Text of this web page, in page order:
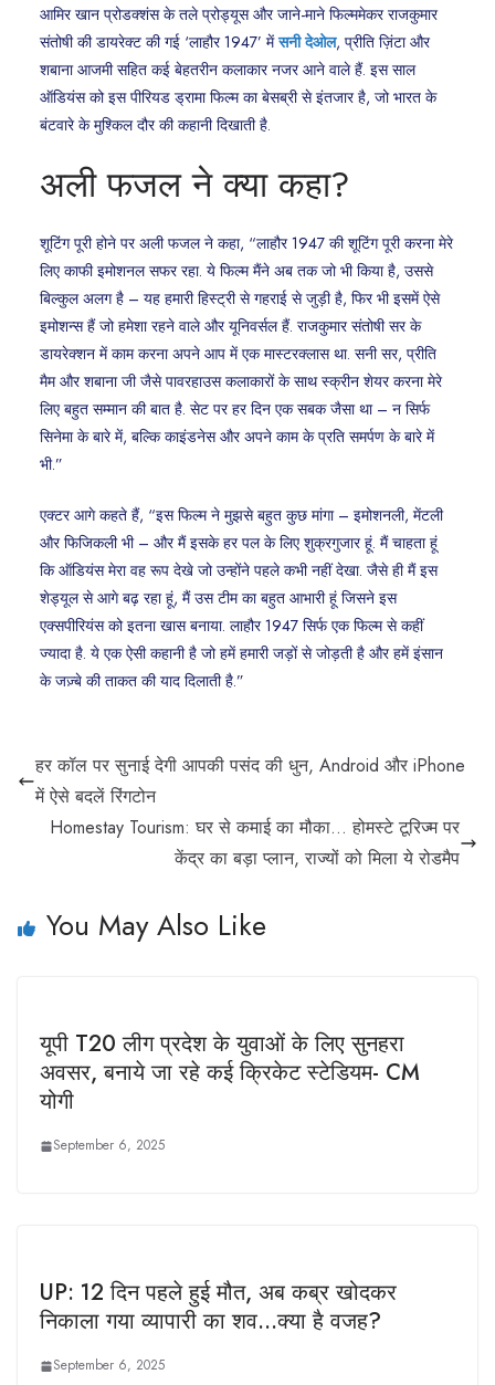
आमिर खान प्रोडक्शंस के तले प्रोड्यूस और जाने-माने फिल्ममेकर राजकुमार
संतोषी की डायरेक्ट की गई ‘लाहौर 1947’ मेंसनी देओल, प्रीति ज़िंटा और
शबाना आजमी सहित कई बेहतरीन कलाकार नजर आने वाले हैं. इस साल
ऑडियंस को इस पीरियड ड्रामा फिल्म का बेसब्री से इंतजार है, जो भारत के
बंटवारे के मुश्किल दौर की कहानी दिखाती है.
अली फजल ने क्या कहा?
शूटिंग पूरी होने पर अली फजल ने कहा, “लाहौर 1947 की शूटिंग पूरी करना मेरे
लिए काफी इमोशनल सफर रहा. ये फिल्म मैंने अब तक जो भी किया है, उससे
बिल्कुल अलग है – यह हमारी हिस्ट्री से गहराई से जुड़ी है, फिर भी इसमें ऐसे
इमोशन्स हैं जो हमेशा रहने वाले और यूनिवर्सल हैं. राजकुमार संतोषी सर के
डायरेक्शन में काम करना अपने आप में एक मास्टरक्लास था. सनी सर, प्रीति
मैम और शबाना जी जैसे पावरहाउस कलाकारों के साथ स्क्रीन शेयर करना मेरे
लिए बहुत सम्मान की बात है. सेट पर हर दिन एक सबक जैसा था – न सिर्फ
सिनेमा के बारे में, बल्कि काइंडनेस और अपने काम के प्रति समर्पण के बारे में
भी.”
एक्टर आगे कहते हैं, “इस फिल्म ने मुझसे बहुत कुछ मांगा – इमोशनली, मेंटली
और फिजिकली भी – और मैं इसके हर पल के लिए शुक्रगुजार हूं. मैं चाहता हूं
कि ऑडियंस मेरा वह रूप देखे जो उन्होंने पहले कभी नहीं देखा. जैसे ही मैं इस
शेड्यूल से आगे बढ़ रहा हूं, मैं उस टीम का बहुत आभारी हूं जिसने इस
एक्सपीरियंस को इतना खास बनाया. लाहौर 1947 सिर्फ एक फिल्म से कहीं
ज्यादा है. ये एक ऐसी कहानी है जो हमें हमारी जड़ों से जोड़ती है और हमें इंसान
के जज़्बे की ताकत की याद दिलाती है.”
हर कॉल पर सुनाई देगी आपकी पसंद की धुन, Android और iPhone
में ऐसे बदलें रिंगटोन
Homestay Tourism: घर से कमाई का मौका… होमस्टे टूरिज्म पर
केंद्र का बड़ा प्लान, राज्यों को मिला ये रोडमैप
You May Also Like
यूपी T20 लीग प्रदेश के युवाओं के लिए सुनहरा
अवसर, बनाये जा रहे कई क्रिकेट स्टेडियम- CM
योगी
September 6, 2025
UP: 12 दिन पहले हुई मौत, अब कब्र खोदकर
निकाला गया व्यापारी का शव…क्या है वजह?
September 6, 2025